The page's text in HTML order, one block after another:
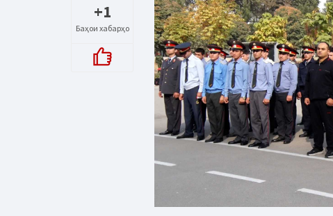
+1
Баҳои хабарҳо